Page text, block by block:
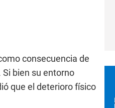
consecuencia de
bien su entorno
que el deterioro físico